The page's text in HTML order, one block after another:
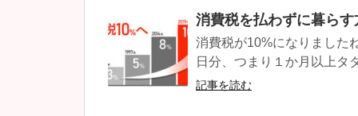
消費税を払わずに暮らす
消費税が10%になりました
日分、つまり１か月以上タ
記事を読む